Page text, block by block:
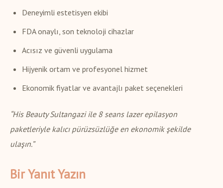
Deneyimli estetisyen ekibi
FDA onaylı, son teknoloji cihazlar
Acısız ve güvenli uygulama
Hijyenik ortam ve profesyonel hizmet
Ekonomik fiyatlar ve avantajlı paket seçenekleri
“His Beauty Sultangazi ile 8 seans lazer epilasyon
paketleriyle kalıcı pürüzsüzlüğe en ekonomik şekilde
ulaşın.”
Bir Yanıt Yazın